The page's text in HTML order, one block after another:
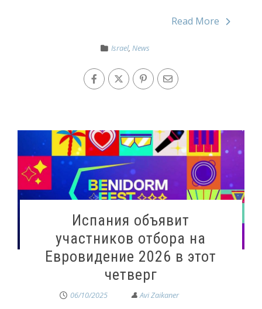
Read More
Israel, News
Испания объявит
участников отбора на
Евровидение 2026 в этот
четверг
06/10/2025